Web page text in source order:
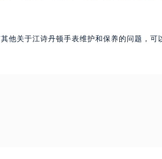
他关于江诗丹顿手表维护和保养的问题，可